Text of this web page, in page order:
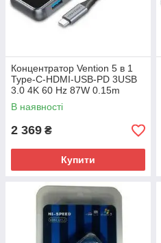
Концентратор Vention 5 в 1
Type-C-HDMI-USB-PD 3USB
3.0 4K 60 Hz 87W 0.15m
Black (TFBHB)
В наявності
2 369 ₴
Купити